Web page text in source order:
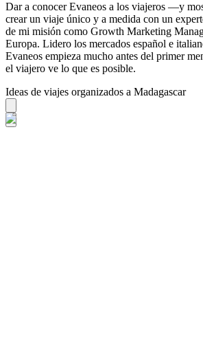
Dar a conocer Evaneos a los viajeros —y
crear un viaje único y a medida con un
de mi misión como Growth Marketing
Europa. Lidero los mercados español e
Evaneos empieza mucho antes del primer
el viajero ve lo que es posible.
Ideas de viajes organizados a Madagascar